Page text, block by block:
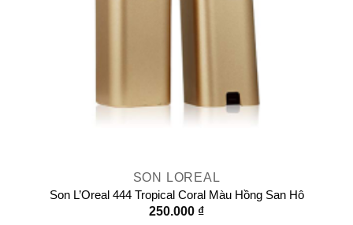
SON LOREAL
Son L’Oreal 444 Tropical Coral Màu Hồng San Hô
250.000 ₫